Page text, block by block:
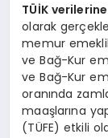
TÜİK
olarak
memur
ve Bağ-Kur
ve Bağ-Kur
oranında
maaşlarına
(TÜFE) etkili